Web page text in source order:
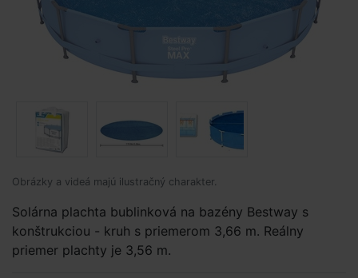
Obrázky a videá majú ilustračný charakter.
Solárna plachta bublinková na bazény Bestway s
konštrukciou - kruh s priemerom 3,66 m. Reálny
priemer plachty je 3,56 m.